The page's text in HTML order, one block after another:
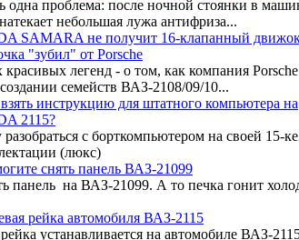
одна проблема: после ночной стоянки в
небольшая лужа антифриза...
SAMARA не получит 16-клапанный
"зубил" от Porsche
легенд - о том, как компания Porsche
семейств ВАЗ-2108/09/10...
инструкцию для штатного компьютера на
2115?
с борткомпьютером на своей 15-
(люкс)
снять панель ВАЗ-21099
панель на ВАЗ-21099. А то печка гонит
рейка автомобиля ВАЗ-2115
устанавливается на автомобиле ВАЗ-